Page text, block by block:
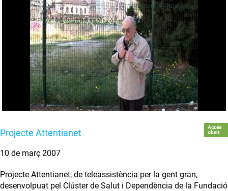
Projecte Attentianet
Accés
obert
10 de març 2007
Projecte Attentianet, de teleassistència per la gent gran,
desenvolpuat pel Clúster de Salut i Dependència de la Fundació